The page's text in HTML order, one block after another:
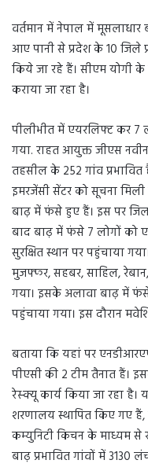
वर्तमान में नेपाल में मूसलाधार
आए पानी से प्रदेश के 10 जिले
किये जा रहे हैं। सीएम योगी के
कराया जा रहा है।
पीलीभीत में एयरलिफ्ट कर 7
गया. राहत आयुक्त जीएस
तहसील के 252 गांव प्रभावित
इमरजेंसी सेंटर को सूचना
बाढ़ में फंसे हुए हैं। इस पर
बाद बाढ़ में फंसे 7 लोगों
सुरक्षित स्थान पर पहुंचाया
मुजफ्फर, सहबर, साहिल, रेबान,
गया। इसके अलावा बाढ़ में फंसे
पहुंचाया गया। इस दौरान
बताया कि यहां पर
पीएसी की 2 टीम तैनात हैं।
रेस्क्यू कार्य किया जा रहा है।
शरणालय स्थापित किए गए हैं,
कम्युनिटी किचन के माध्यम से
बाढ़ प्रभावित गांवों में 3130